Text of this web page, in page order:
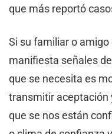
que más reportó
Si su familiar o
manifiesta señales
que se necesita es
transmitir aceptación
que se nos están